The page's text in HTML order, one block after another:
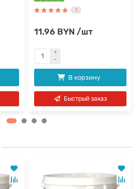
1
11.96 BYN /шт
В корзину
Быстрый заказ